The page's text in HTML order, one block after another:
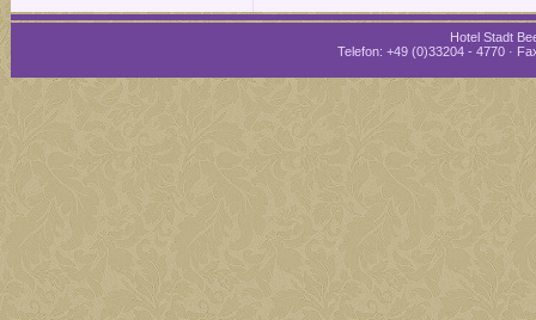
Hotel Stadt
Telefon: +49 (0)33204 - 4770 ·